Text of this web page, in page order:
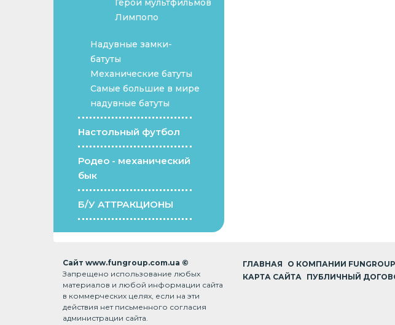
Герои мультфильмов
Лимпопо
Надувные замки-
батуты
Механические батуты
Самые большие в мире
надувные батуты
Настольный футбол
Родео - механический
бык
Б/У АТТРАКЦИОНЫ
Сайт www.fungroup.com.ua ©
Запрещено использование любых
материалов и любой информации сайта
в коммерческих целях, если на эти
действия нет письменного согласия
администрации сайта.
ГЛАВНАЯ О КОМПАНИИ FUNGROUP
КАРТА САЙТА
ПУБЛИЧНЫЙ